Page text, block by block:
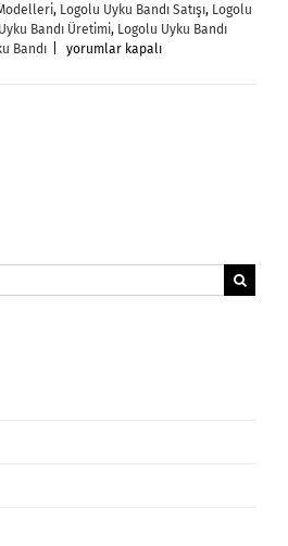
, Logolu Uyku Bandı Satışı, Logolu
Bandı Üretimi, Logolu Uyku Bandı
Bandı
Logolu
yorumlar kapalı